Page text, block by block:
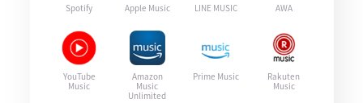
Spotify Apple Music LINE MUSIC AWA
YouTube
Music
Amazon
Music
Unlimited
Prime Music
Rakuten
Music